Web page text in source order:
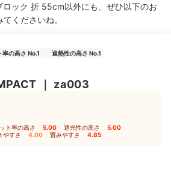
ロック 折 55cm以外にも、ぜひ以下のお
くださいね。
率の高さ No.1
遮熱性の高さ No.1
｜ za003
ト率の高さ 5.00 遮光性の高さ 5.00
やすさ 4.00 畳みやすさ 4.85